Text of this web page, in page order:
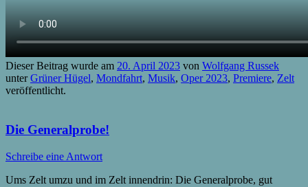
Dieser Beitrag wurde am 20. April 2023 von Wolfgang Russek
unterGrüner Hügel, Mondfahrt, Musik, Oper 2023, Premiere, Zelt
veröffentlicht.
Die Generalprobe!
Schreibe eine Antwort
Ums Zelt umzu und im Zelt innendrin: Die Generalprobe, gut